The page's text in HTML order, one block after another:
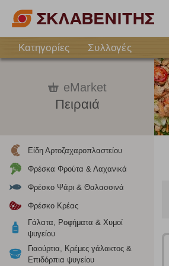
Κατηγορίες
Συλλογές
eMarket
Πειραιά
Είδη Αρτοζαχαροπλαστείου
Φρέσκα Φρούτα & Λαχανικά
Φρέσκο Ψάρι & Θαλασσινά
Φρέσκο Κρέας
Γάλατα, Ροφήματα & Χυμοί
ψυγείου
Γιαούρτια, Κρέμες γάλακτος &
Επιδόρπια ψυγείου